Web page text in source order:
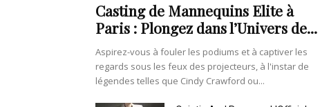
Casting de Mannequins Elite à
Paris : Plongez dans l’Univers de...
Aspirez-vous à fouler les podiums et à captiver les
regards sous les feux des projecteurs, à l'instar de
légendes telles que Cindy Crawford ou...